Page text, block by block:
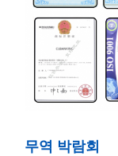
무역 박람회